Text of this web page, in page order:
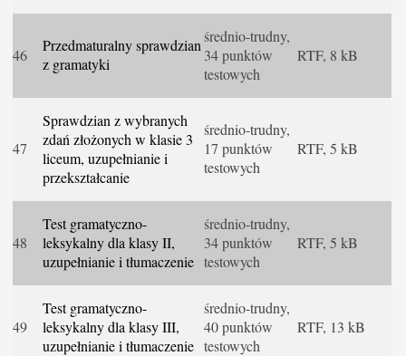
46
Przedmaturalny sprawdzian
z gramatyki
średnio-trudny,
34 punktów
testowych
RTF, 8 kB
47
Sprawdzian z wybranych
zdań złożonych w klasie 3
liceum, uzupełnianie i
przekształcanie
średnio-trudny,
17 punktów
testowych
RTF, 5 kB
48
Test gramatyczno-
leksykalny dla klasy II,
uzupełnianie i tłumaczenie
średnio-trudny,
34 punktów
testowych
RTF, 5 kB
49
Test gramatyczno-
leksykalny dla klasy III,
uzupełnianie i tłumaczenie
średnio-trudny,
40 punktów
testowych
RTF, 13 kB